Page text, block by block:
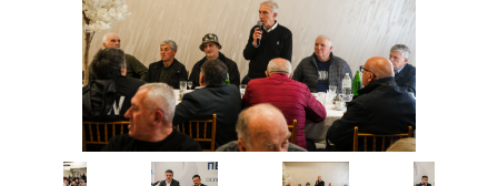
Image Image Image